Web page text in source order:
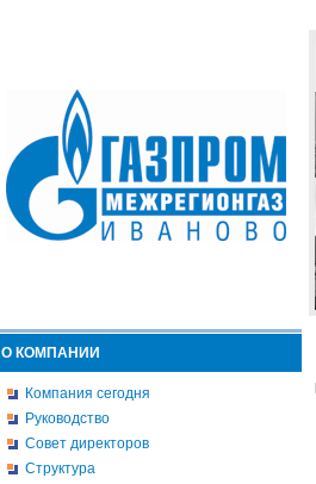
О КОМПАНИИ
Компания сегодня
Руководство
Совет директоров
Структура